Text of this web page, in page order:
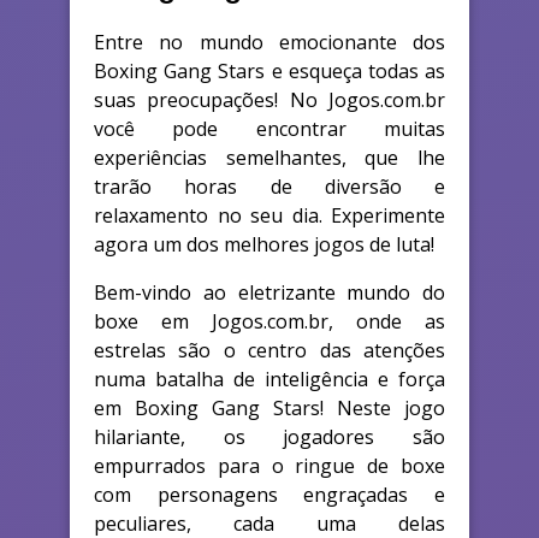
Entre no mundo emocionante dos
Boxing Gang Stars e esqueça todas as
suas preocupações! No Jogos.com.br
você pode encontrar muitas
experiências semelhantes, que lhe
trarão horas de diversão e
relaxamento no seu dia. Experimente
agora um dos melhores jogos de luta!
Bem-vindo ao eletrizante mundo do
boxe em Jogos.com.br, onde as
estrelas são o centro das atenções
numa batalha de inteligência e força
em Boxing Gang Stars! Neste jogo
hilariante, os jogadores são
empurrados para o ringue de boxe
com personagens engraçadas e
peculiares, cada uma delas